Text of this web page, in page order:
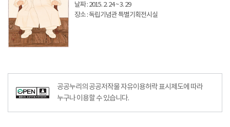
날짜 : 2015. 2. 24 ~ 3. 29
장소 : 독립기념관 특별기획전시실
공공누리의 공공저작물 자유이용허락 표시제도에 따라
누구나 이용할 수 있습니다.